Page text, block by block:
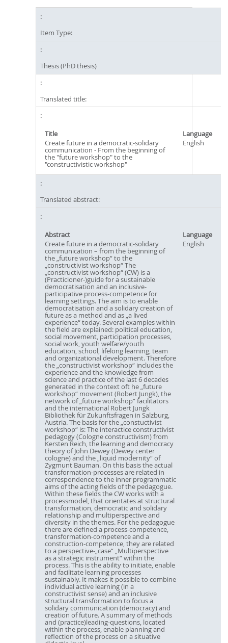
Item Type:
Thesis (PhD thesis)
Translated title:
Title
Language
Create future in a democratic-solidary
communication - From the beginning of
the "future workshop" to the
"constructivistic workshop"
English
Translated abstract:
Abstract
Language
Create future in a democratic-solidary
communication – from the beginning of
the „future workshop“ to the
„constructivist workshop“ The
„constructivist workshop“ (CW) is a
(Practicioner-)guide for a sustainable
democratisation and an inclusive-
participative process-competence for
learning settings. The aim is to enable
democratisation and a solidary creation of
future as a method and as „a lived
experience“ today. Several examples within
the field are explained: political education,
social movement, participation processes,
social work, youth welfare/youth
education, school, lifelong learning, team
and organizational development. Therefore
the „constructivist workshop“ includes the
experience and the knowledge from
science and practice of the last 6 decades
generated in the context oft he „future
workshop“ movement (Robert Jungk), the
network of „future workshop“ facilitators
and the international Robert Jungk
Bibliothek für Zukunftsfragen in Salzburg,
Austria. The basis for the „constuctivist
workshop“ is: The interactice constructivist
pedagogy (Cologne constructivism) from
Kersten Reich, the learning and democracy
theory of John Dewey (Dewey center
cologne) and the „liquid modernity“ of
Zygmunt Bauman. On this basis the actual
transformation-processes are related in
correspondence to the inner programmatic
aims of the acting fields of the pedagogue.
Within these fields the CW works with a
processmodel, that orientates at structural
transformation, democratic and solidary
relationship and multiperspective and
diversity in the themes. For the pedagogue
there are defined a process-competence,
transformation-competence and a
construction-competence, they are related
to a perspective-„case“ „Multiperspective
as a strategic instrument“ within the
process. This is the ability to initiate, enable
and facilitate learning processes
sustainably. It makes it possible to combine
individual active learning (in a
constructivist sense) and an inclusive
structural transformation to focus a
solidary communication (democracy) and
creation of future. A summary of methods
and (practice)leading-questions, located
within the process, enable planning and
reflection of the process on a situative
English